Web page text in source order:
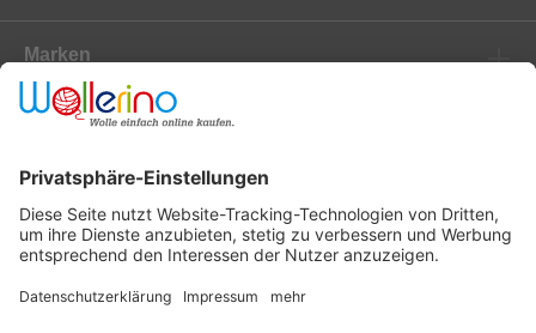
Marken
Newsletter
Versanddienstleister